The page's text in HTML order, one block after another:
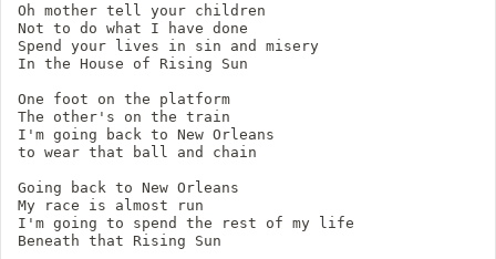
Oh mother tell your children
Not to do what I have done
Spend your lives in sin and misery
In the House of Rising Sun
One foot on the platform
The other's on the train
I'm going back to New Orleans
to wear that ball and chain
Going back to New Orleans
My race is almost run
I'm going to spend the rest of my life
Beneath that Rising Sun